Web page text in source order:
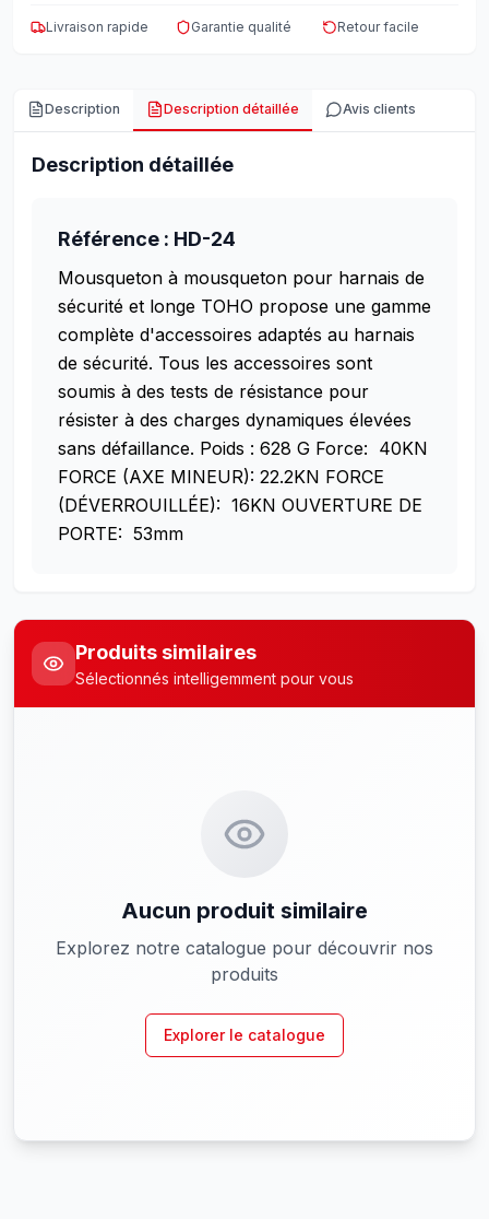
Livraison rapide Garantie qualité Retour facile
Description Description détaillée Avis clients
Description détaillée
Référence : HD-24
Mousqueton à mousqueton pour harnais de
sécurité et longe TOHO propose une gamme
complète d'accessoires adaptés au harnais
de sécurité. Tous les accessoires sont
soumis à des tests de résistance pour
résister à des charges dynamiques élevées
sans défaillance. Poids : 628 G Force: 40KN
FORCE (AXE MINEUR): 22.2KN FORCE
(DÉVERROUILLÉE): 16KN OUVERTURE DE
PORTE: 53mm
Produits similaires
Sélectionnés intelligemment pour vous
Aucun produit similaire
Explorez notre catalogue pour découvrir nos
produits
Explorer le catalogue